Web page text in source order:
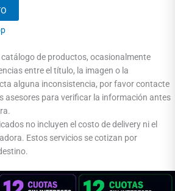
catálogo de productos, ocasionalmente
entre el título, la imagen o la
alguna inconsistencia, por favor contacte
asesores para verificar la información antes
no incluyen el costo de delivery ni el
Estos servicios se cotizan por